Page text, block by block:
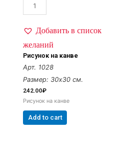
Добавить в список
желаний
Рисунок на канве
Арт. 1028
Размер: 30х30 см.
242.00₽
Рисунок на канве
Add to cart